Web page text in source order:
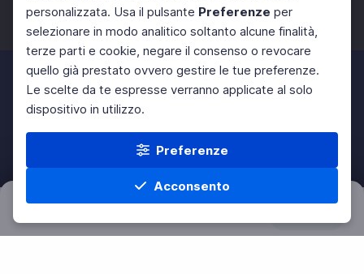
personalizzata. Usa il pulsante Preferenze per
selezionare in modo analitico soltanto alcune finalità,
terze parti e cookie, negare il consenso o revocare
quello già prestato ovvero gestire le tue preferenze.
Le scelte da te espresse verranno applicate al solo
dispositivo in utilizzo.
Preferenze
Acconsento
Home Materie Cerca Menu
Facebook Twitter Instagram